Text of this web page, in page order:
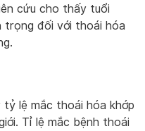
cứu cho thấy tuổi
trọng đối với thoái hóa
lệ mắc thoái hóa khớp
Tỉ lệ mắc bệnh thoái